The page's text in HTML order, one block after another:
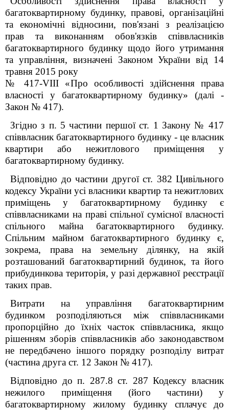
багатоквартирному будинку, правові, організаційні
та економічні відносини, пов'язані з реалізацією
прав та виконанням обов'язків співвласників
багатоквартирного будинку щодо його утримання
та управління, визначені Законом України від 14
травня 2015 року
№ 417-VIII «Про особливості здійснення права
власності у багатоквартирному будинку» (далі -
Закон № 417).
Згідно з п. 5 частини першої ст. 1 Закону № 417
співвласник багатоквартирного будинку - це власник
квартири або нежитлового приміщення у
багатоквартирному будинку.
Відповідно до частини другої ст. 382 Цивільного
кодексу України усі власники квартир та нежитлових
приміщень у багатоквартирному будинку є
співвласниками на праві спільної сумісної власності
спільного майна багатоквартирного будинку.
Спільним майном багатоквартирного будинку є,
зокрема, права на земельну ділянку, на якій
розташований багатоквартирний будинок, та його
прибудинкова територія, у разі державної реєстрації
таких прав.
Витрати на управління багатоквартирним
будинком розподіляються між співвласниками
пропорційно до їхніх часток співвласника, якщо
рішенням зборів співвласників або законодавством
не передбачено іншого порядку розподілу витрат
(частина друга ст. 12 Закон № 417).
Відповідно до п. 287.8 ст. 287 Кодексу власник
нежилого приміщення (його частини) у
багатоквартирному жилому будинку сплачує до